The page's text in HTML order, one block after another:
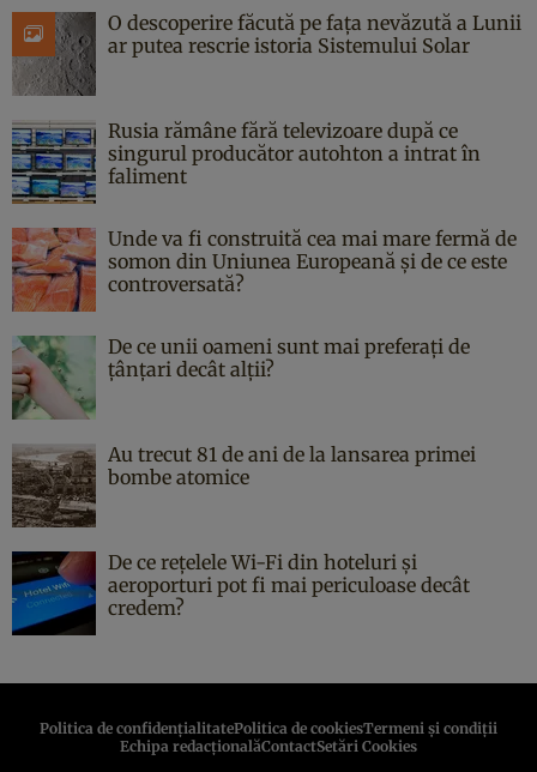
O descoperire făcută pe fața nevăzută a Lunii
ar putea rescrie istoria Sistemului Solar
Rusia rămâne fără televizoare după ce
singurul producător autohton a intrat în
faliment
Unde va fi construită cea mai mare fermă de
somon din Uniunea Europeană și de ce este
controversată?
De ce unii oameni sunt mai preferați de
țânțari decât alții?
Au trecut 81 de ani de la lansarea primei
bombe atomice
De ce rețelele Wi-Fi din hoteluri și
aeroporturi pot fi mai periculoase decât
credem?
Politica de confidenţialitatePolitica de cookiesTermeni şi condiţii
Echipa redacționalăContactSetări Cookies